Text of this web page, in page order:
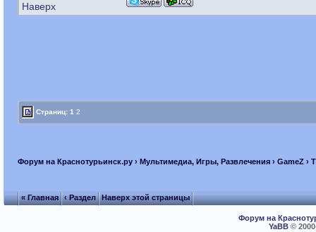
Наверх
Страниц: 1 2
Форум на Краснотурьинск.ру› Мультимедиа, Игры, Развлечения› GameZ›
« Главная ‹ Раздел Наверх этой страницы
Форум на
YaBB©